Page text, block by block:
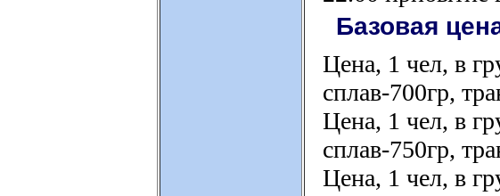
Базовая
Цена, 1 чел, в
сплав-700гр,
Цена, 1 чел, в
сплав-750гр,
Цена, 1 чел, в